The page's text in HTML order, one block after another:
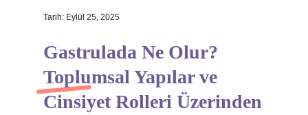
Tarih: Eylül 25, 2025
Gastrulada Ne Olur?
Toplumsal Yapılar ve
Cinsiyet Rolleri Üzerinden